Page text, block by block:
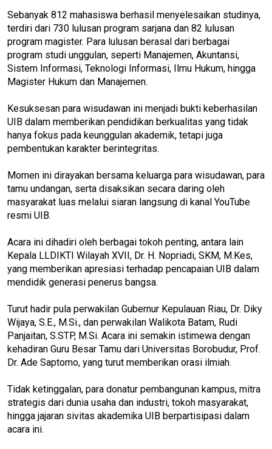
Sebanyak 812 mahasiswa berhasil menyelesaikan studinya,
terdiri dari 730 lulusan program sarjana dan 82 lulusan
program magister. Para lulusan berasal dari berbagai
program studi unggulan, seperti Manajemen, Akuntansi,
Sistem Informasi, Teknologi Informasi, Ilmu Hukum, hingga
Magister Hukum dan Manajemen.
Kesuksesan para wisudawan ini menjadi bukti keberhasilan
UIB dalam memberikan pendidikan berkualitas yang tidak
hanya fokus pada keunggulan akademik, tetapi juga
pembentukan karakter berintegritas.
Momen ini dirayakan bersama keluarga para wisudawan, para
tamu undangan, serta disaksikan secara daring oleh
masyarakat luas melalui siaran langsung di kanal YouTube
resmi UIB.
Acara ini dihadiri oleh berbagai tokoh penting, antara lain
Kepala LLDIKTI Wilayah XVII, Dr. H. Nopriadi, SKM, M.Kes,
yang memberikan apresiasi terhadap pencapaian UIB dalam
mendidik generasi penerus bangsa.
Turut hadir pula perwakilan Gubernur Kepulauan Riau, Dr. Diky
Wijaya, S.E., M.Si., dan perwakilan Walikota Batam, Rudi
Panjaitan, S.STP, M.Si. Acara ini semakin istimewa dengan
kehadiran Guru Besar Tamu dari Universitas Borobudur, Prof.
Dr. Ade Saptomo, yang turut memberikan orasi ilmiah.
Tidak ketinggalan, para donatur pembangunan kampus, mitra
strategis dari dunia usaha dan industri, tokoh masyarakat,
hingga jajaran sivitas akademika UIB berpartisipasi dalam
acara ini.